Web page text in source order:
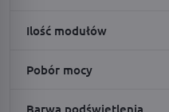
Ilość modułów
Pobór mocy
Barwa podświetlenia